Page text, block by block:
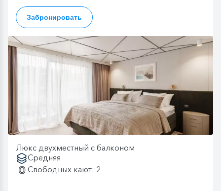
Забронировать
Люкс двухместный с балконом
Средняя
Свободных кают: 2